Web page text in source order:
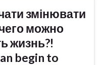
змінювати
можно
жизнь?!
begin to